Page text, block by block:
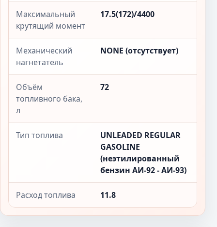
Максимальный
крутящий момент
17.5(172)/4400
Механический
нагнетатель
NONE (отсутствует)
Объём
топливного бака,
л
72
Тип топлива
UNLEADED REGULAR
GASOLINE
(неэтилированный
бензин АИ-92 - АИ-93)
Расход топлива 11.8